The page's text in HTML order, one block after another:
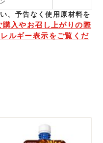
、予告なく使⽤原材料を
購入やお召し上がりの際
ルギー表示をご覧くだ